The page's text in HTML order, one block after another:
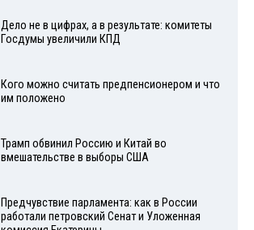
Дело не в цифрах, а в результате: комитеты
Госдумы увеличили КПД
Кого можно считать предпенсионером и что
им положено
Трамп обвинил Россию и Китай во
вмешательстве в выборы США
Предчувствие парламента: как в России
работали петровский Сенат и Уложенная